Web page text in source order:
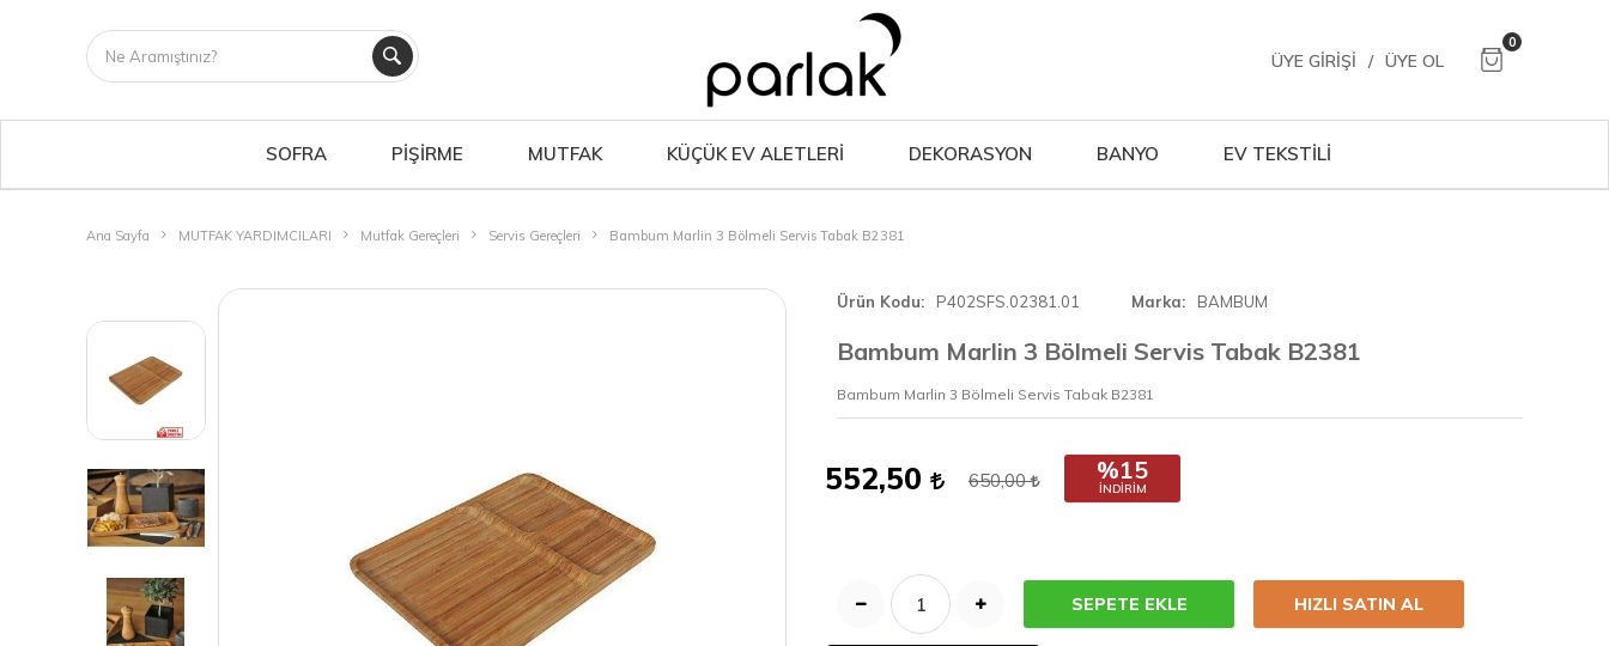
ÜYE GIRIŞI / ÜYE OL
0
SOFRA PİŞİRME MUTFAK KÜÇÜK EV ALETLERİ DEKORASYON BANYO EV TEKSTİLİ
Ana Sayfa MUTFAK YARDIMCILARI Mutfak Gereçleri Servis Gereçleri Bambum Marlin 3 Bölmeli Servis Tabak B2381
Ürün Kodu P402SFS.02381.01 Marka BAMBUM
Bambum Marlin 3 Bölmeli Servis Tabak B2381
Bambum Marlin 3 Bölmeli Servis Tabak B2381
552,50 650,00 %15
İNDIRIM
SEPETE EKLE HIZLI SATIN AL